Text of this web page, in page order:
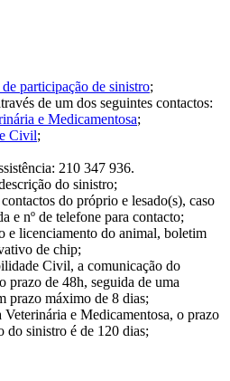
participação de sinistro;​
de um dos seguintes contactos:
e Medicamentosa;
Civil;​
210 347 936.​
do sinistro;​
do próprio e lesado(s), caso
e nº de telefone para contacto;​
e licenciamento do animal, boletim
de chip;​
Civil, a comunicação do
prazo de 48h, seguida de uma
prazo máximo de 8 dias;​
Veterinária e Medicamentosa, o prazo
do sinistro é de 120 dias;​